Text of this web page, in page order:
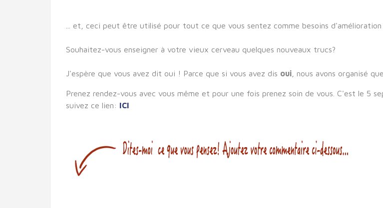
... et, ceci peut être utilisé pour tout ce que vous sentez comme besoins
Souhaitez-vous enseigner à votre vieux cerveau quelques nouveaux trucs?
J'espère que vous avez dit oui ! Parce que si vous avez dis oui , nous avons organisé
Prenez rendez-vous avec vous même et pour une fois prenez soin de vous. C'est le 5
suivez ce lien: ICI